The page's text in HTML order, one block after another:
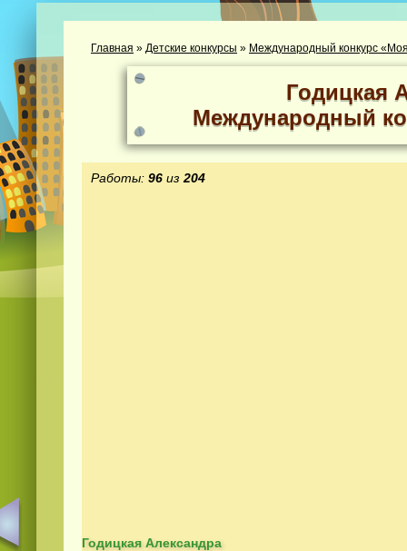
Главная » Детские конкурсы » Международный конкурс
Годицкая
Международный
Работы: 96 из 204
Годицкая Александра